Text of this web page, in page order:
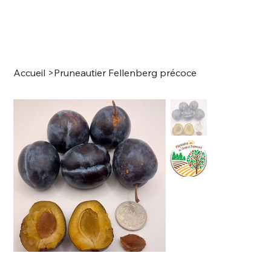
Accueil >Pruneautier Fellenberg précoce